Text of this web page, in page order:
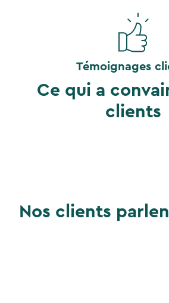
Témoignages
Ce qui a
clients
Nos clients